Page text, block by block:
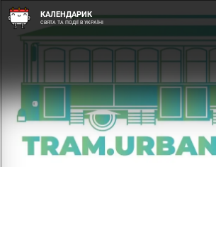
КАЛЕНДАРИК
СВЯТА ТА ПОДІЇ В УКРАЇНІ